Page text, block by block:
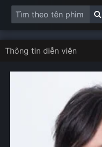
Thông tin diễn viên